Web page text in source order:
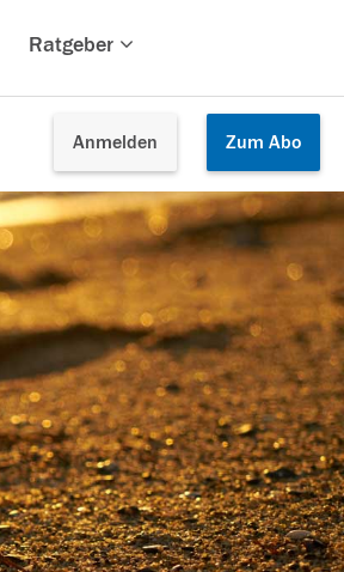
Ratgeber
Anmelden Zum Abo